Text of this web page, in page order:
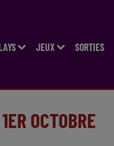
JEUX SORTIES
OCTOBRE